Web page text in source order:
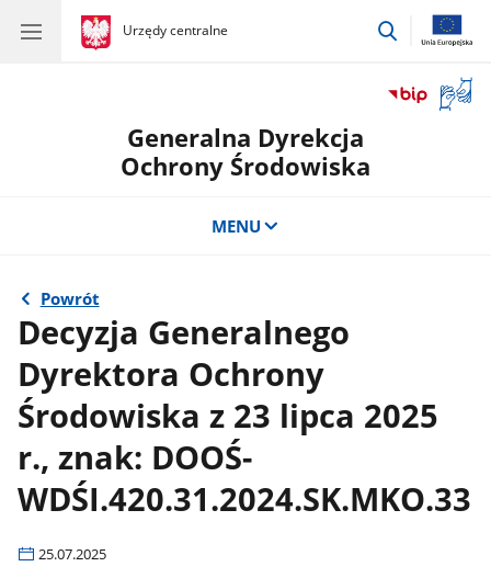
gov.pl
Urzędy centralne
gov.pl
Urzędy
przejdź
okno
Generalna Dyrekcja
Ochrony Środowiska
MENU
Powrót
Decyzja Generalnego
Dyrektora Ochrony
Środowiska z 23 lipca 2025
r., znak: DOOŚ-
WDŚI.420.31.2024.SK.MKO.33
25.07.2025